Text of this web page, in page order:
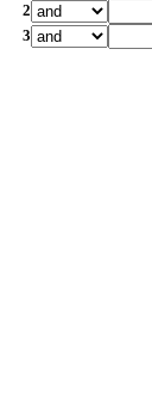
2
3